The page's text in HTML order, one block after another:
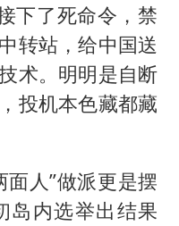
下了死命令，禁
转站，给中国送
术。明明是自断
投机本色藏都藏
面人”做派更是摆
岛内选举出结果